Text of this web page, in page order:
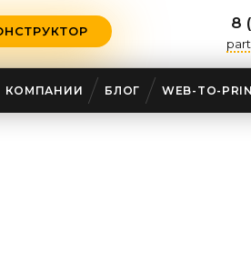
8
КОМПАНИИ БЛОГ WEB-TO-